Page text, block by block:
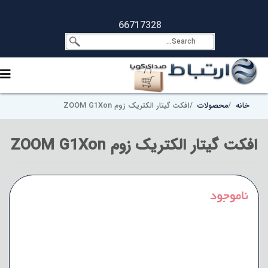
66717328
خانه محصولات افکت گیتار الکتریک زوم ZOOM G1Xon
افکت گیتار الکتریک زوم ZOOM G1Xon